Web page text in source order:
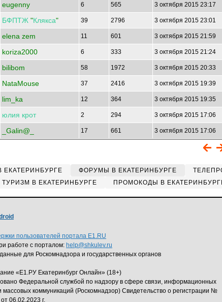
eugenny 6 565 3 октября 2015 23:17
БФПТЖ "Клякса" 39 2796 3 октября 2015 23:01
elena zem 11 601 3 октября 2015 21:59
koriza2000 6 333 3 октября 2015 21:24
bilibom 58 1972 3 октября 2015 20:33
NataMouse 37 2416 3 октября 2015 19:39
lim_ka 12 364 3 октября 2015 19:35
юлия крот 2 294 3 октября 2015 17:06
_Galin@_ 17 661 3 октября 2015 17:06
ЕКАТЕРИНБУРГЕ ФОРУМЫ В ЕКАТЕРИНБУРГЕ
ТУРИЗМ В ЕКАТЕРИНБУРГЕ ПРОМОКОДЫ В
пользователей портала E1.RU
работе с порталом: help@shkulev.ru
для Роскомнадзора и государственных органов
«Е1.РУ Екатеринбург Онлайн» (18+)
Федеральной службой по надзору в сфере связи, информационных
массовых коммуникаций (Роскомнадзор) Свидетельство о регистрации №
06.02.2023 г.